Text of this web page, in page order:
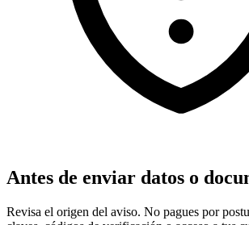
Antes de enviar datos o
Revisa el origen del aviso. No pagues por